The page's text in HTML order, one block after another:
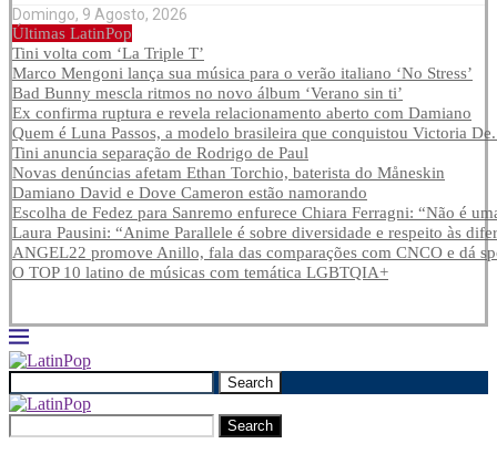
Domingo, 9 Agosto, 2026
Últimas LatinPop
Tini volta com ‘La Triple T’
Marco Mengoni lança sua música para o verão italiano ‘No Stress’
Bad Bunny mescla ritmos no novo álbum ‘Verano sin ti’
Ex confirma ruptura e revela relacionamento aberto com Damiano
Quem é Luna Passos, a modelo brasileira que conquistou Victoria
Tini anuncia separação de Rodrigo de Paul
Novas denúncias afetam Ethan Torchio, baterista do Måneskin
Damiano David e Dove Cameron estão namorando
Escolha de Fedez para Sanremo enfurece Chiara Ferragni: “Não é
Laura Pausini: “Anime Parallele é sobre diversidade e respeito às
ANGEL22 promove Anillo, fala das comparações com CNCO e dá
O TOP 10 latino de músicas com temática LGBTQIA+
Search
Search